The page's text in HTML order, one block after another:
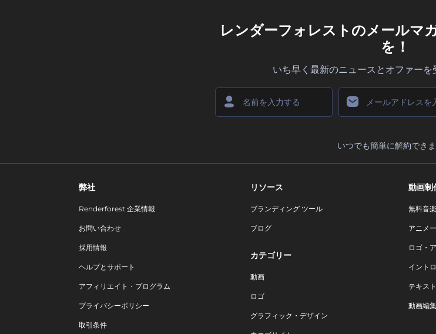
レンダーフォレストのメールマ
を！
いち早く最新のニュースとオファーを
いつでも簡単に解約できま
弊社
Renderforest 企業情報
お問い合わせ
採用情報
ヘルプとサポート
アフィリエイト・プログラム
プライバシーポリシー
取引条件
リソース
ブランディング ツール
ブログ
カテゴリー
動画
ロゴ
グラフィック・デザイン
動画制
無料音
アニメ
ロゴ・
イント
テキス
動画編